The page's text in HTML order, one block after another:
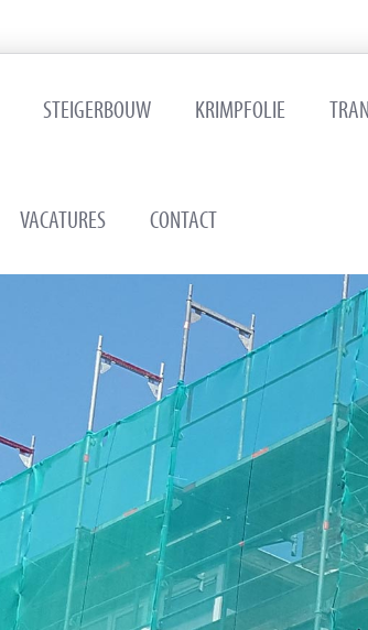
STEIGERBOUW KRIMPFOLIE
VACATURES CONTACT